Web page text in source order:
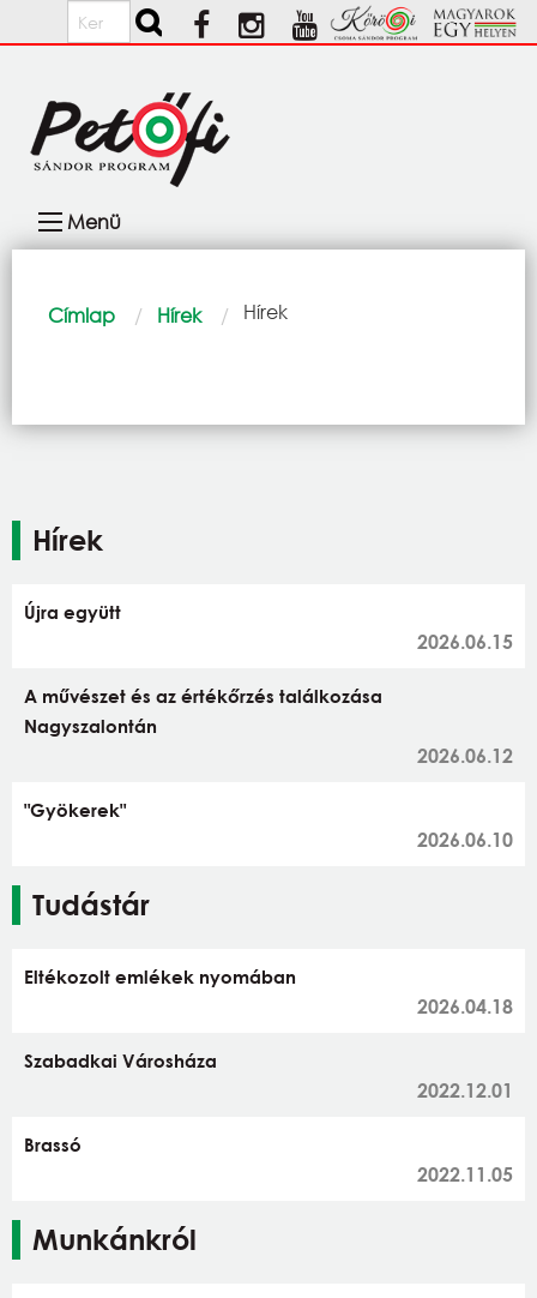
Ugrás a tartalomra
Keresés
navigáció
Menü
Morzsa
Címlap Hírek Current:
Hírek
Hírek
Újra együtt
2026.06.15
A művészet és az értékőrzés találkozása
Nagyszalontán
2026.06.12
"Gyökerek"
2026.06.10
Tudástár
Eltékozolt emlékek nyomában
2026.04.18
Szabadkai Városháza
2022.12.01
Brassó
2022.11.05
Munkánkról